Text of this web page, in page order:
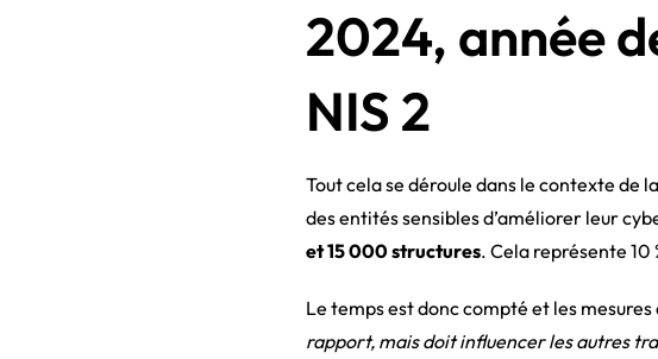
2024, année
NIS 2
Tout cela se déroule dans le contexte de la
des entités sensibles d’améliorer leur
et 15 000 structures. Cela représente 10
Le temps est donc compté et les
rapport, mais doit influencer les autres